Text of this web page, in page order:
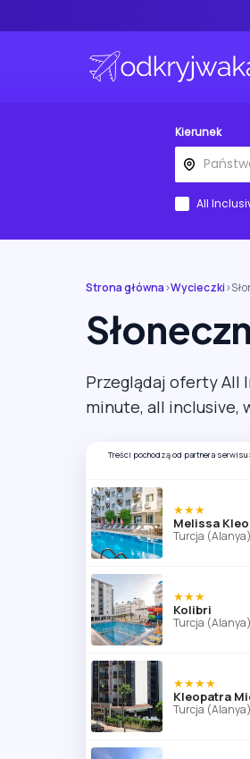
Kierunek
All
Strona główna›Wycieczki›
Przeglądaj oferty All
minute, all inclusive,
Treści pochodzą od partnera
★★★
Melissa
Turcja (Alanya)
★★★
Kolibri
Turcja (Alanya)
★★★★
Kleopatra
Turcja (Alanya)